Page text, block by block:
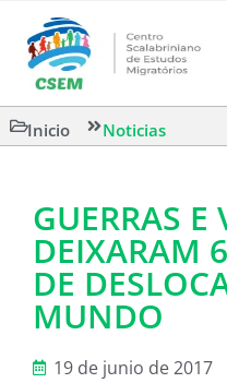
Inicio Noticias
GUERRAS
DEIXARAM
DE
MUNDO
19 de junio de 2017